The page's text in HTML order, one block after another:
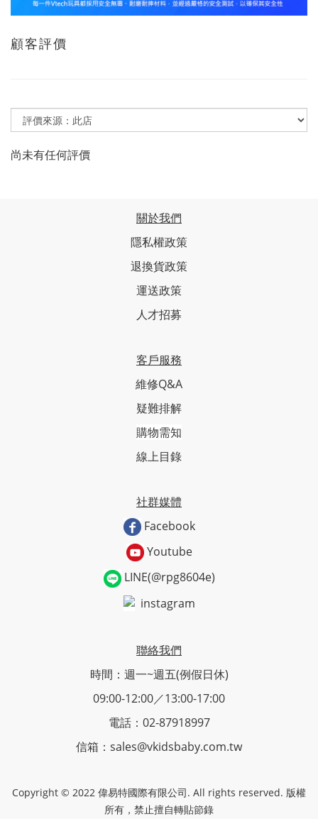
顧客評價
尚未有任何評價
關於我們
隱私權政策
退換貨政策
運送政策
人才招募
客戶服務
維修Q&A
疑難排解
購物需知
線上目錄
社群媒體
Facebook
Youtube
LINE(@rpg8604e)
instagram
聯絡我們
時間：週一~週五(例假日休)
09:00-12:00／13:00-17:00
電話：02-87918997
信箱：sales@vkidsbaby.com.tw
Copyright © 2022 偉易特國際有限公司. All rights reserved. 版權
所有，禁止擅自轉貼節錄